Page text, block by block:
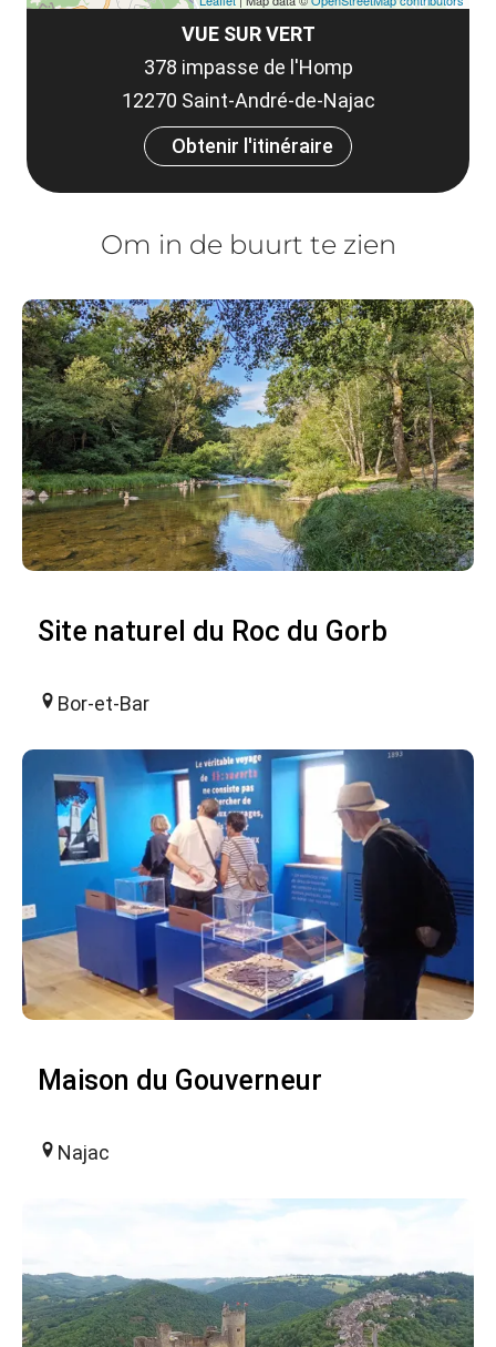
VUE SUR VERT
378 impasse de l'Homp
12270 Saint-André-de-Najac
Obtenir l'itinéraire
Om in de buurt te zien
Site naturel du Roc du Gorb
Bor-et-Bar
Maison du Gouverneur
Najac